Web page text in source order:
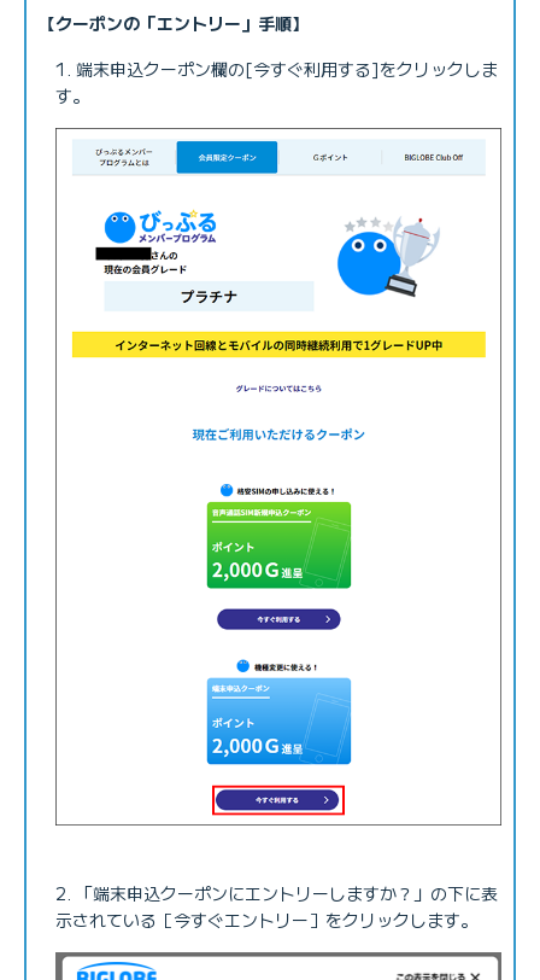
【クーポンの「エントリー」手順】
端末申込クーポン欄の[今すぐ利用する]をクリックしま
す。
「端末申込クーポンにエントリーしますか？」の下に表
示されている［今すぐエントリー］をクリックします。